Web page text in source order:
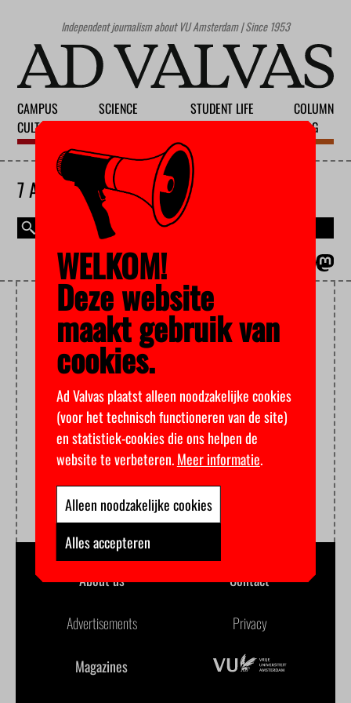
Independent journalism about VU Amsterdam | Since 1953
CAMPUS
CULTURE
SCIENCE
STUDENT LIFE
COLUMN
BLOG
7 AUGUST 2026
MAGAZINE
LANGUAGE COMPETENCY
About us Contact
Advertisements Privacy
Magazines
WELKOM!
Deze website
maakt gebruik van
cookies.
Ad Valvas plaatst alleen noodzakelijke cookies
(voor het technisch functioneren van de site)
en statistiek-cookies die ons helpen de
website te verbeteren.Meer informatie.
Alleen noodzakelijke cookies
Alles accepteren